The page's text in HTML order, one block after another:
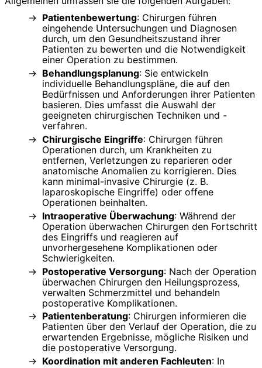
Patientenbewertung: Chirurgen führen
eingehende Untersuchungen und Diagnosen
durch, um den Gesundheitszustand ihrer
Patienten zu bewerten und die Notwendigkeit
einer Operation zu bestimmen.
Behandlungsplanung: Sie entwickeln
individuelle Behandlungspläne, die auf den
Bedürfnissen und Anforderungen ihrer Patienten
basieren. Dies umfasst die Auswahl der
geeigneten chirurgischen Techniken und -
verfahren.
Chirurgische Eingriffe: Chirurgen führen
Operationen durch, um Krankheiten zu
entfernen, Verletzungen zu reparieren oder
anatomische Anomalien zu korrigieren. Dies
kann minimal-invasive Chirurgie (z. B.
laparoskopische Eingriffe) oder offene
Operationen beinhalten.
Intraoperative Überwachung: Während der
Operation überwachen Chirurgen den Fortschritt
des Eingriffs und reagieren auf
unvorhergesehene Komplikationen oder
Schwierigkeiten.
Postoperative Versorgung: Nach der Operation
überwachen Chirurgen den Heilungsprozess,
verwalten Schmerzmittel und behandeln
postoperative Komplikationen.
Patientenberatung: Chirurgen informieren die
Patienten über den Verlauf der Operation, die zu
erwartenden Ergebnisse, mögliche Risiken und
die postoperative Versorgung.
Koordination mit anderen Fachleuten: In